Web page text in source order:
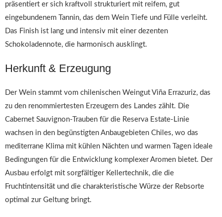
präsentiert er sich kraftvoll strukturiert mit reifem, gut
eingebundenem Tannin, das dem Wein Tiefe und Fülle verleiht.
Das Finish ist lang und intensiv mit einer dezenten
Schokoladennote, die harmonisch ausklingt.
Herkunft & Erzeugung
Der Wein stammt vom chilenischen Weingut Viña Errazuriz, das
zu den renommiertesten Erzeugern des Landes zählt. Die
Cabernet Sauvignon-Trauben für die Reserva Estate-Linie
wachsen in den begünstigten Anbaugebieten Chiles, wo das
mediterrane Klima mit kühlen Nächten und warmen Tagen ideale
Bedingungen für die Entwicklung komplexer Aromen bietet. Der
Ausbau erfolgt mit sorgfältiger Kellertechnik, die die
Fruchtintensität und die charakteristische Würze der Rebsorte
optimal zur Geltung bringt.